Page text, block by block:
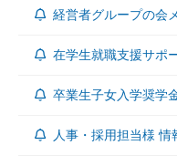
経営者グループの会
在学生就職支援サポ
卒業生子女入学奨学
人事・採用担当様